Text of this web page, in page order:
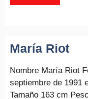
María Riot
Nombre María Riot
septiembre de 1991
Tamaño 163 cm